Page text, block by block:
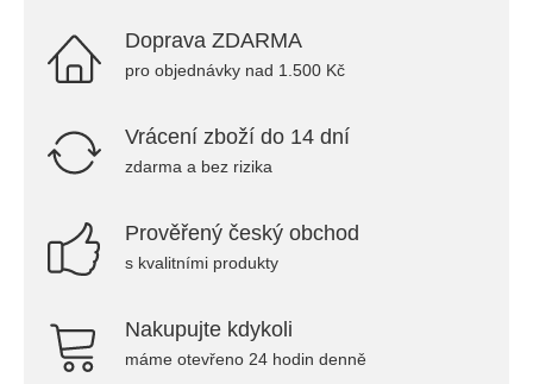
Doprava ZDARMA
pro objednávky nad 1.500 Kč
Vrácení zboží do 14 dní
zdarma a bez rizika
Prověřený český obchod
s kvalitními produkty
Nakupujte kdykoli
máme otevřeno 24 hodin denně